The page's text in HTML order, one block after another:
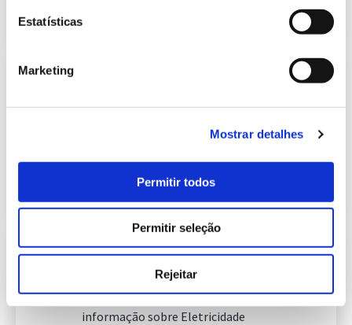
Estatísticas
Marketing
Mostrar detalhes
Permitir todos
Permitir seleção
Rejeitar
2023
informação sobre Eletricidade
Eletricidade
Informação Semanal do Sistema
Publicação com periodicidade semanal, com
informação sobre Eletricidade